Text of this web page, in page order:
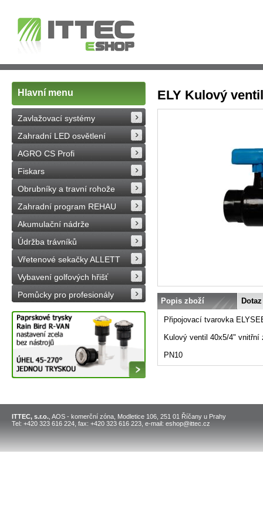
Hlavní menu
Zavlažovací systémy
Zahradní LED osvětlení
AGRO CS Profi
Fiskars
Obrubníky a travní rohože
Zahradní program REHAU
Akumulační nádrže
Údržba trávníků
Vřetenové sekačky ALLETT
Vybavení golfových hřišť
Pomůcky pro profesionály
ELY Kulový
Popis zboží
Připojovací tvarovka
Kulový ventil 40x5/4" vnitřní
PN10
ITTEC, s.r.o. , AOS - komerční zóna, Modletice 106, 251 01 Říčany u Prahy
Tel: +420 323 616 224, fax: +420 323 616 223, e-mail: eshop@ittec.cz